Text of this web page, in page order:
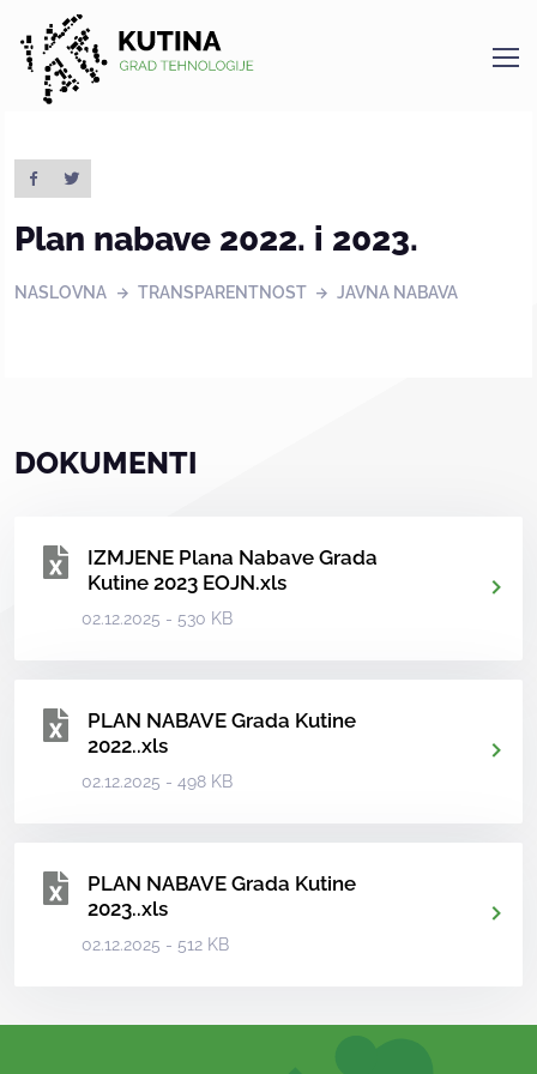
Kutina
Plan nabave 2022. i 2023.
NASLOVNA TRANSPARENTNOST JAVNA NABAVA
DOKUMENTI
IZMJENE Plana Nabave Grada
Kutine 2023 EOJN.xls
02.12.2025 - 530 KB
PLAN NABAVE Grada Kutine
2022..xls
02.12.2025 - 498 KB
PLAN NABAVE Grada Kutine
2023..xls
02.12.2025 - 512 KB